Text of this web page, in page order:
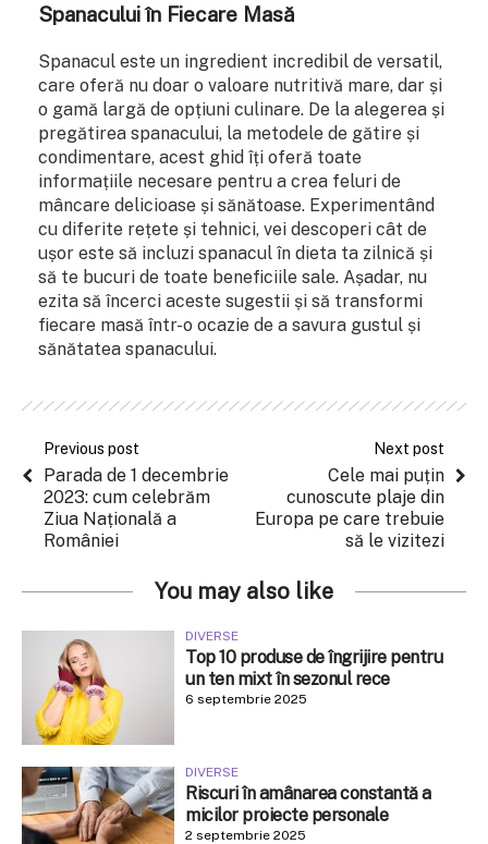
Spanacului în Fiecare Masă
Spanacul este un ingredient incredibil de versatil,
care oferă nu doar o valoare nutritivă mare, dar și
o gamă largă de opțiuni culinare. De la alegerea și
pregătirea spanacului, la metodele de gătire și
condimentare, acest ghid îți oferă toate
informațiile necesare pentru a crea feluri de
mâncare delicioase și sănătoase. Experimentând
cu diferite rețete și tehnici, vei descoperi cât de
ușor este să incluzi spanacul în dieta ta zilnică și
să te bucuri de toate beneficiile sale. Așadar, nu
ezita să încerci aceste sugestii și să transformi
fiecare masă într-o ocazie de a savura gustul și
sănătatea spanacului.
Previous post
Parada de 1 decembrie
2023: cum celebrăm
Ziua Națională a
României
Next post
Cele mai puțin
cunoscute plaje din
Europa pe care trebuie
să le vizitezi
You may also like
DIVERSE
Top 10 produse de îngrijire pentru
un ten mixt în sezonul rece
6 septembrie 2025
DIVERSE
Riscuri în amânarea constantă a
micilor proiecte personale
2 septembrie 2025